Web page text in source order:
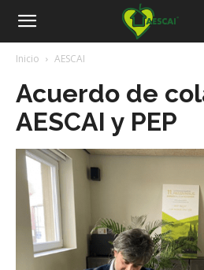
Aescai
Inicio AESCAI
Acuerdo de
AESCAI y PEP